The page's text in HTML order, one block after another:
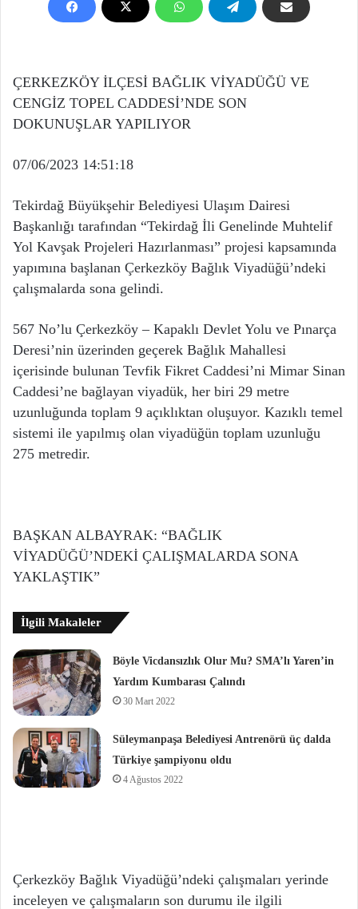
ÇERKEZKÖY İLÇESİ BAĞLIK VİYADÜĞÜ VE
CENGİZ TOPEL CADDESİ’NDE SON
DOKUNUŞLAR YAPILIYOR
07/06/2023 14:51:18
Tekirdağ Büyükşehir Belediyesi Ulaşım Dairesi
Başkanlığı tarafından “Tekirdağ İli Genelinde Muhtelif
Yol Kavşak Projeleri Hazırlanması” projesi kapsamında
yapımına başlanan Çerkezköy Bağlık Viyadüğü’ndeki
çalışmalarda sona gelindi.
567 No’lu Çerkezköy – Kapaklı Devlet Yolu ve Pınarça
Deresi’nin üzerinden geçerek Bağlık Mahallesi
içerisinde bulunan Tevfik Fikret Caddesi’ni Mimar Sinan
Caddesi’ne bağlayan viyadük, her biri 29 metre
uzunluğunda toplam 9 açıklıktan oluşuyor. Kazıklı temel
sistemi ile yapılmış olan viyadüğün toplam uzunluğu
275 metredir.
BAŞKAN ALBAYRAK: “BAĞLIK
VİYADÜĞÜ’NDEKİ ÇALIŞMALARDA SONA
YAKLAŞTIK”
İlgili Makaleler
Böyle Vicdansızlık Olur Mu? SMA’lı Yaren’in
Yardım Kumbarası Çalındı
30 Mart 2022
Süleymanpaşa Belediyesi Antrenörü üç dalda
Türkiye şampiyonu oldu
4 Ağustos 2022
Çerkezköy Bağlık Viyadüğü’ndeki çalışmaları yerinde
inceleyen ve çalışmaların son durumu ile ilgili